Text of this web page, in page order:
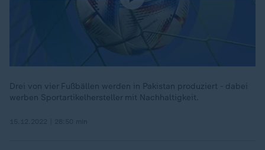
Drei von vier Fußbällen werden in Pakistan produziert - dabei
werben Sportartikelhersteller mit Nachhaltigkeit.